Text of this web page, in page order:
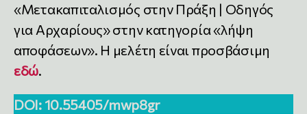
«Μετακαπιταλισμός στην Πράξη | Οδηγός
για Αρχαρίους» στην κατηγορία «λήψη
αποφάσεων». Η μελέτη είναι προσβάσιμη
εδώ.
DOI: 10.55405/mwp8gr